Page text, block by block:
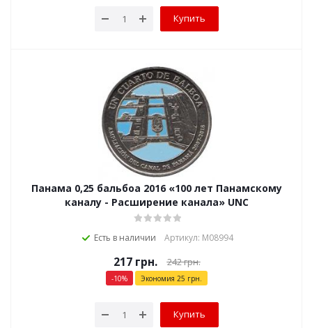
Купить
Панама 0,25 бальбоа 2016 «100 лет Панамскому
каналу - Расширение канала» UNC
Есть в наличии Артикул: М08994
217грн. 242грн.
-10% Экономия 25 грн.
Купить